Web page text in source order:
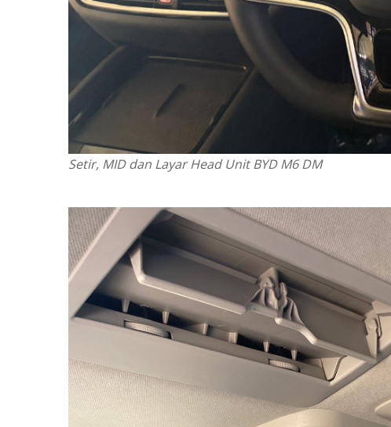
Setir, MID dan Layar Head Unit BYD M6 DM